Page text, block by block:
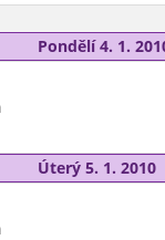
Pondělí 4. 1.
Úterý 5. 1. 2010